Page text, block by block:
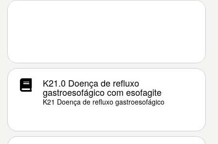
K21.0 Doença de refluxo
gastroesofágico com esofagite
K21 Doença de refluxo gastroesofágico